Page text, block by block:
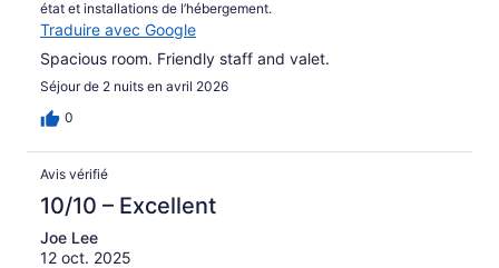
état et installations de l’hébergement.
Traduire avec Google
Spacious room. Friendly staff and valet.
Séjour de 2 nuits en avril 2026
0
Avis vérifié
10/10 – Excellent
Joe Lee
12 oct. 2025